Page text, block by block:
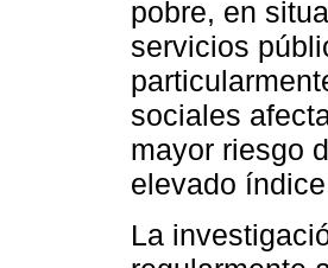
pobre, en
servicios
sociales
mayor riesgo
elevado
La